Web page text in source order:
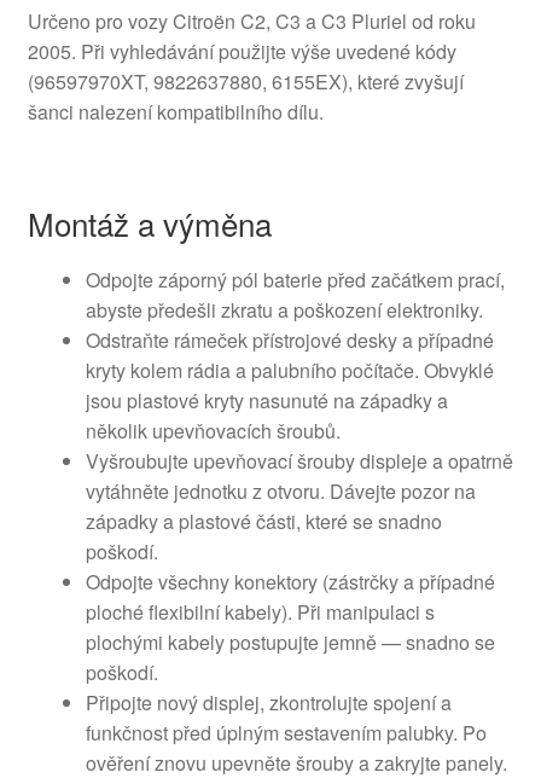
Určeno pro vozy Citroën C2, C3 a C3 Pluriel od roku
2005. Při vyhledávání použijte výše uvedené kódy
(96597970XT, 9822637880, 6155EX), které zvyšují
šanci nalezení kompatibilního dílu.
Montáž a výměna
Odpojte záporný pól baterie před začátkem prací,
abyste předešli zkratu a poškození elektroniky.
Odstraňte rámeček přístrojové desky a případné
kryty kolem rádia a palubního počítače. Obvyklé
jsou plastové kryty nasunuté na západky a
několik upevňovacích šroubů.
Vyšroubujte upevňovací šrouby displeje a opatrně
vytáhněte jednotku z otvoru. Dávejte pozor na
západky a plastové části, které se snadno
poškodí.
Odpojte všechny konektory (zástrčky a případné
ploché flexibilní kabely). Při manipulaci s
plochými kabely postupujte jemně — snadno se
poškodí.
Připojte nový displej, zkontrolujte spojení a
funkčnost před úplným sestavením palubky. Po
ověření znovu upevněte šrouby a zakryjte panely.